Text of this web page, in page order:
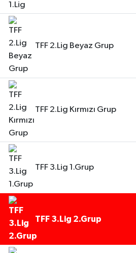
TFF 2.Lig Beyaz Grup
TFF 2.Lig Kırmızı Grup
TFF 3.Lig 1.Grup
TFF 3.Lig 2.Grup